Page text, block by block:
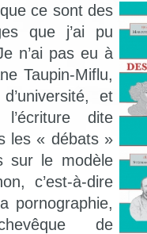
ce sont des
que j’ai pu
n’ai pas eu à
Taupin-Miflu,
et
dite
les « débats »
sur le modèle
c’est-à-dire
pornographie,
de